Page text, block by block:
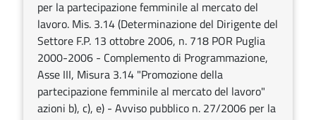
per la partecipazione femminile al mercato del
lavoro. Mis. 3.14 (Determinazione del Dirigente del
Settore F.P. 13 ottobre 2006, n. 718 POR Puglia
2000-2006 - Complemento di Programmazione,
Asse III, Misura 3.14 "Promozione della
partecipazione femminile al mercato del lavoro"
azioni b), c), e) - Avviso pubblico n. 27/2006 per la